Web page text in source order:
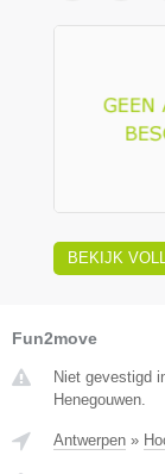
BEKIJK
Fun2move
Niet gevestigd
Henegouwen.
Antwerpen »